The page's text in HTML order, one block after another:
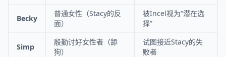
Becky
普通女性（Stacy的反
面）
被Incel视为“潜在选
择”
Simp
殷勤讨好女性者（舔
狗）
试图接近Stacy的失
败者